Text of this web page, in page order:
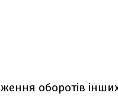
оборотів